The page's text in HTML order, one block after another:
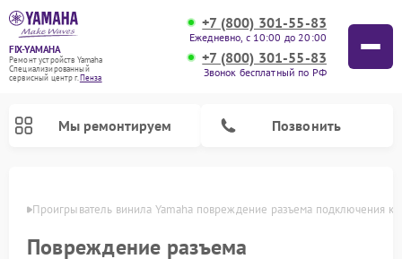
FIX-YAMAHA
Ремонт устройств Yamaha
Специализированный
cервисный центр г.Пенза
+7 (800) 301-55-83
Ежедневно, с 10:00 до 20:00
+7 (800) 301-55-83
Звонок бесплатный по РФ
Мы ремонтируем Позвонить
Проигрыватель винила Yamaha повреждение разъема подключения к
Повреждение разъема